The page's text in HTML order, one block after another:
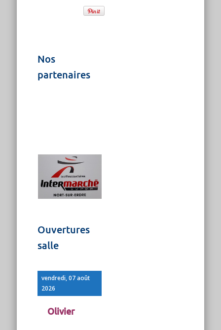
Nos
partenaires
Ouvertures
salle
vendredi, 07 août
2026
Olivier